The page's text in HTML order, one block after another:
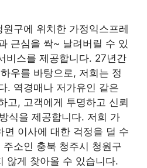
구에 위치한 가정익스프레
근심을 싹~ 날려버릴 수 있
비스를 제공합니다. 27년간
우를 바탕으로, 저희는 정
. 역경매나 저가유인 같은
고, 고객에게 투명하고 신뢰
식을 제공합니다. 저희 가
면 이사에 대한 걱정을 덜 수
소인 충북 청주시 청원구
않게 찾아올 수 있습니다.